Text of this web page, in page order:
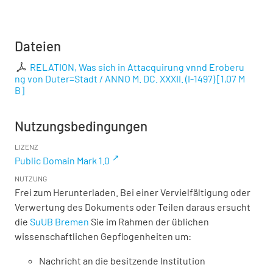
Dateien
RELATION, Was sich in Attacquirung vnnd Eroberu
ng von Duter=Stadt / ANNO M. DC. XXXII. (I-1497)[1,07 M
B]
Nutzungsbedingungen
LIZENZ
Public Domain Mark 1.0
NUTZUNG
Frei zum Herunterladen. Bei einer Vervielfältigung oder
Verwertung des Dokuments oder Teilen daraus ersucht
die SuUB Bremen Sie im Rahmen der üblichen
wissenschaftlichen Gepflogenheiten um:
Nachricht an die besitzende Institution